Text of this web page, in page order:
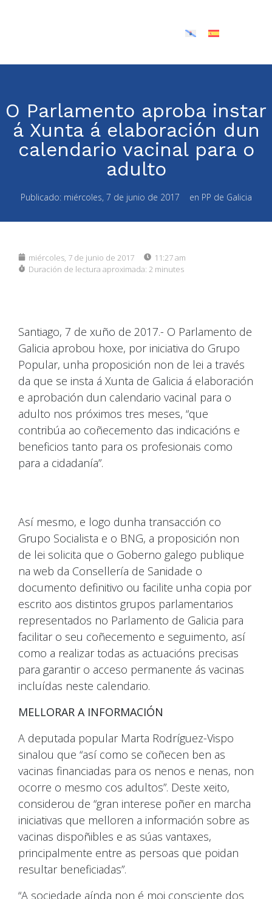
O Parlamento aproba instar
á Xunta á elaboración dun
calendario vacinal para o
adulto
Publicado: miércoles, 7 de junio de 2017 en PP de Galicia
miércoles, 7 de junio de 2017
11:27 am
Duración de lectura aproximada: 2 minutes
Santiago, 7 de xuño de 2017.- O Parlamento de
Galicia aprobou hoxe, por iniciativa do Grupo
Popular, unha proposición non de lei a través
da que se insta á Xunta de Galicia á elaboración
e aprobación dun calendario vacinal para o
adulto nos próximos tres meses, “que
contribúa ao coñecemento das indicacións e
beneficios tanto para os profesionais como
para a cidadanía”.
Así mesmo, e logo dunha transacción co
Grupo Socialista e o BNG, a proposición non
de lei solicita que o Goberno galego publique
na web da Consellería de Sanidade o
documento definitivo ou facilite unha copia por
escrito aos distintos grupos parlamentarios
representados no Parlamento de Galicia para
facilitar o seu coñecemento e seguimento, así
como a realizar todas as actuacións precisas
para garantir o acceso permanente ás vacinas
incluídas neste calendario.
MELLORAR A INFORMACIÓN
A deputada popular Marta Rodríguez-Vispo
sinalou que “así como se coñecen ben as
vacinas financiadas para os nenos e nenas, non
ocorre o mesmo cos adultos”. Deste xeito,
considerou de “gran interese poñer en marcha
iniciativas que melloren a información sobre as
vacinas dispoñibles e as súas vantaxes,
principalmente entre as persoas que poidan
resultar beneficiadas”.
“A sociedade aínda non é moi consciente dos